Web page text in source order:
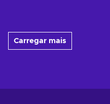
Carregar mais